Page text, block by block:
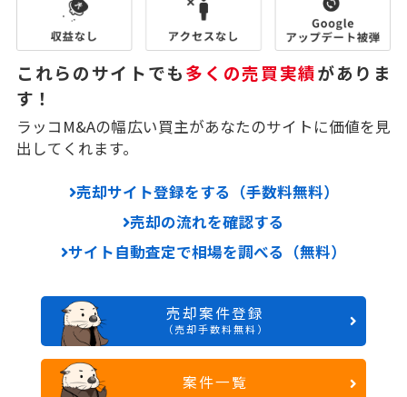
これらのサイトでも多くの売買実績がありま
す！
ラッコM&Aの幅広い買主があなたのサイトに価値を見
出してくれます。
売却サイト登録をする（手数料無料）
売却の流れを確認する
サイト自動査定で相場を調べる（無料）
売却案件登録
（売却手数料無料）
案件一覧